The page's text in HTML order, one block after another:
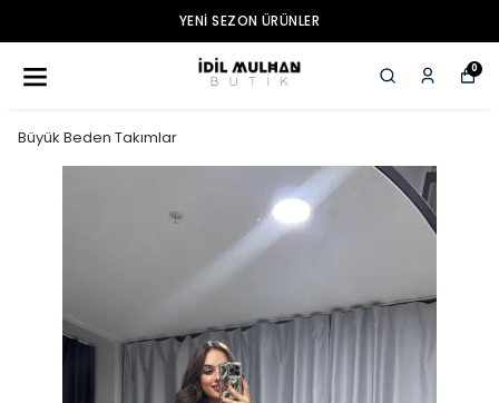
YENI SEZON ÜRÜNLER
0
Büyük Beden Takımlar